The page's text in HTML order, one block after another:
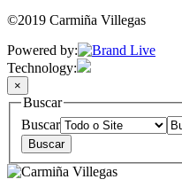
©2019 Carmiña Villegas
Powered by:
Technology:
×
Buscar
Buscar